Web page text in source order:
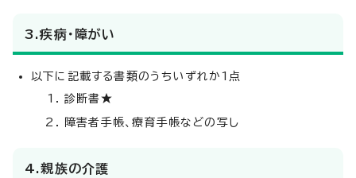
3.疾病・障がい
以下に記載する書類のうちいずれか1点
診断書★
障害者手帳、療育手帳などの写し
4.親族の介護